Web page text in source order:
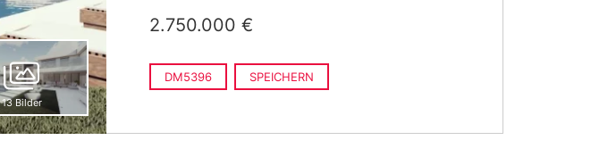
13 Bilder
2.750.000 €
DM5396 SPEICHERN